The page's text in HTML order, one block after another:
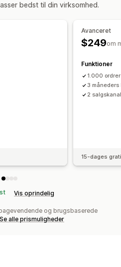
Lageropdateringer
Transaktioner
og produkt
om lav lagerbeholdning
bedst til din virksomhed.
Avanceret
$249om
Funktioner
1.000
3
2
15-dages
Vis oprindelig
og brugsbaserede
Se alle prismuligheder